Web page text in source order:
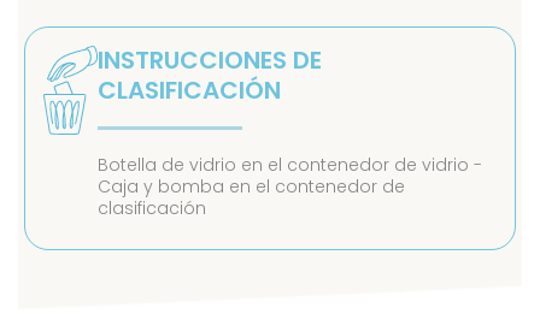
INSTRUCCIONES DE
CLASIFICACIÓN
Botella de vidrio en el contenedor de vidrio -
Caja y bomba en el contenedor de
clasificación